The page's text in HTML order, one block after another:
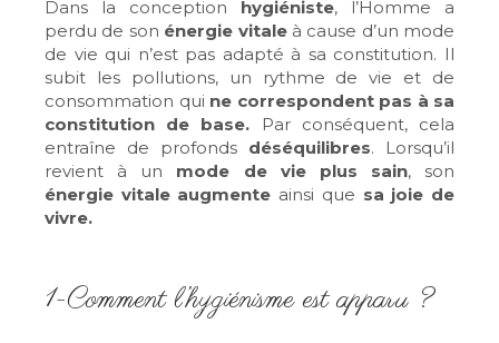
Dans la conception hygiéniste, l’Homme a
perdu de son énergie vitaleà cause d’un mode
de vie qui n’est pas adapté à sa constitution. Il
subit les pollutions, un rythme de vie et de
consommation qui ne correspondent pas à sa
constitution de base. Par conséquent, cela
entraîne de profonds déséquilibres. Lorsqu’il
revient à un mode de vie plus sain, son
énergie vitale augmente ainsi que sa joie de
vivre.
1-Comment l’hygiénisme est apparu ?